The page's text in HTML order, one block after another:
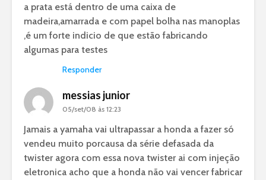
a prata está dentro de uma caixa de
madeira,amarrada e com papel bolha nas manoplas
,é um forte indicio de que estão fabricando
algumas para testes
Responder
messias junior
05/set/08 às 12:23
Jamais a yamaha vai ultrapassar a honda a fazer só
vendeu muito porcausa da série defasada da
twister agora com essa nova twister ai com injeção
eletronica acho que a honda não vai vencer fabricar